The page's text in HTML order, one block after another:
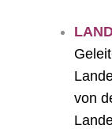
von